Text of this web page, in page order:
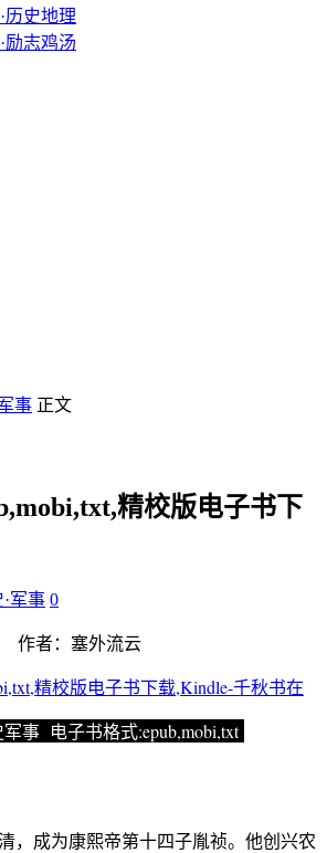
历史地理
励志鸡汤
事 正文
精校版电子书下
军事 0
作者：塞外流云
事 电子书格式:epub,mobi,txt
成为康熙帝第十四子胤祯。他创兴农